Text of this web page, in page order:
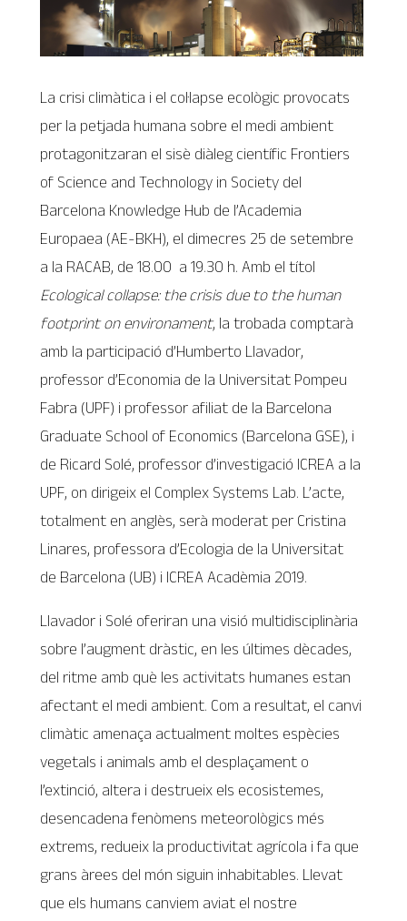
La crisi climàtica i el col·lapse ecològic provocats
per la petjada humana sobre el medi ambient
protagonitzaran el sisè diàleg científic Frontiers
of Science and Technology in Society del
Barcelona Knowledge Hub de l’Academia
Europaea (AE-BKH), el dimecres 25 de setembre
a la RACAB, de 18.00 a 19.30 h. Amb el títol
Ecological collapse: the crisis due to the human
footprint on environament, la trobada comptarà
amb la participació d’Humberto Llavador,
professor d’Economia de la Universitat Pompeu
Fabra (UPF) i professor afiliat de la Barcelona
Graduate School of Economics (Barcelona GSE), i
de Ricard Solé, professor d’investigació ICREA a la
UPF, on dirigeix el Complex Systems Lab. L’acte,
totalment en anglès, serà moderat per Cristina
Linares, professora d’Ecologia de la Universitat
de Barcelona (UB) i ICREA Acadèmia 2019.
Llavador i Solé oferiran una visió multidisciplinària
sobre l’augment dràstic, en les últimes dècades,
del ritme amb què les activitats humanes estan
afectant el medi ambient. Com a resultat, el canvi
climàtic amenaça actualment moltes espècies
vegetals i animals amb el desplaçament o
l’extinció, altera i destrueix els ecosistemes,
desencadena fenòmens meteorològics més
extrems, redueix la productivitat agrícola i fa que
grans àrees del món siguin inhabitables. Llevat
que els humans canviem aviat el nostre